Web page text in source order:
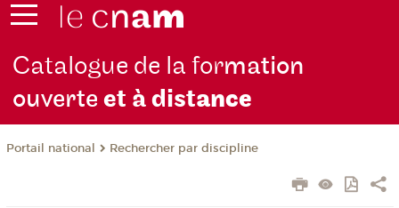
Catalogue de la formation
ouverteet à distance
Portail national Rechercher par discipline